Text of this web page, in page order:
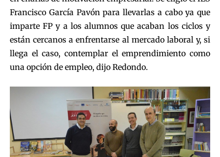
Francisco García Pavón para llevarlas a cabo ya que
imparte FP y a los alumnos que acaban los ciclos y
están cercanos a enfrentarse al mercado laboral y, si
llega el caso, contemplar el emprendimiento como
una opción de empleo, dijo Redondo.